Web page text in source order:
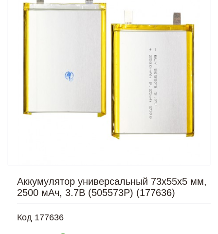
Аккумулятор универсальный 73x55x5 мм,
2500 мАч, 3.7В (505573P) (177636)
Код 177636